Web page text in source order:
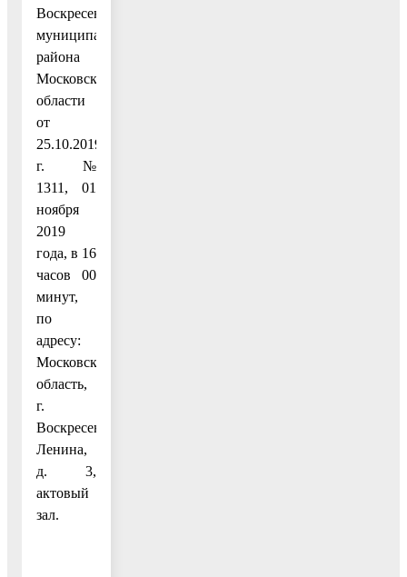
Воскресенского
муниципального
района
Московской
области
от
25.10.2019
г. №
1311, 01
ноября
2019
года, в 16
часов 00
минут,
по
адресу:
Московская
область,
г.
Воскресенск, пл.
Ленина,
д. 3,
актовый
зал.